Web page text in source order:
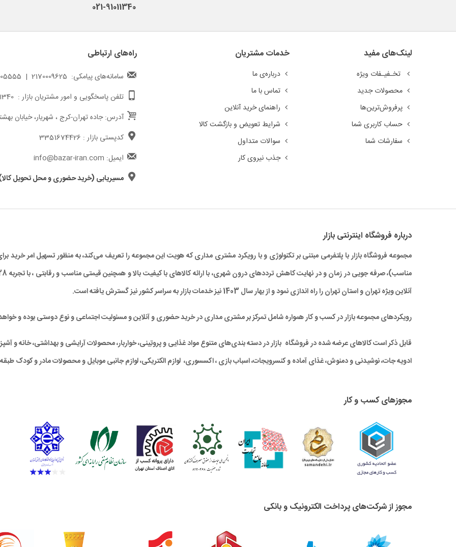
021-91011340
لینک‌های مفید
تخـفیـفات ویژه
محصولات جدید
پرفروش‌ترین‌ها
حساب کاربری شما
سفارشات شما
خدمات مشتریان
درباره‌ی ما
تماس با ما
راهنمای خرید آنلاین
شرایط تعویض و بازگشت کالا
سوالات متداول
جذب نیروی کار
راه‌های ارتباطی
سامانه‌های پیامکی: 2170009625 | 217000005555
تلفن پاسخگویی و امور مشتریان بازار : 02191011340
آدرس: جاده تهران-کرج ، شهریار، خیابان
کدپستی بازار : 3351674426
ایمیل: info@bazar-iran.com
مسیریابی (خرید حضوری و محل تحویل
درباره‌ فروشگاه اینترنتی بازار
مجموعه فروشگاه بازار با پلتفرمی مبتنی بر تکنولوژی و با رویکرد مشتری مداری که هویت این مجموعه را تعریف می‌کند، به منظور تسهیل امر
آنلاین ویژه تهران و استان تهران را راه‌ اندازی نمود و از بهار سال 1403 نیز خدمات بازار به سراسر کشور نیز گسترش یافته است.
رویکردهای مجموعه بازار در کسب و کار همواره شامل تمرکز بر مشتری مداری در خرید حضوری و آنلاین و مسئولیت اجتماعی و نوع دوستی بوده و
قابل ذکر است کالاهای عرضه شده در فروشگاه بازار در دسته بندی‌های متنوع مواد غذایی و پروتِینی، خواربار، محصولات آرایشی و بهداشتی، خانه و
ادویه جات، نوشیدنی و دمنوش، غذای آماده و کنسرویجات، اسباب بازی ، اکسسوری، لوازم الکتریکی، لوازم جانبی موبایل و محصولات مادر و کودک
مجوزهای کسب و کار
مجوز از شرکت‌های پرداخت الکترونیک و بانکی